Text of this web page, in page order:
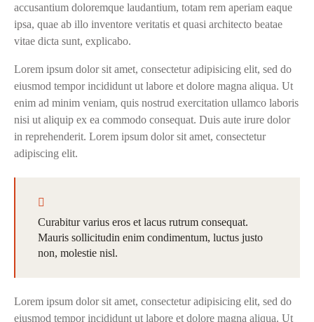
accusantium doloremque laudantium, totam rem aperiam eaque
ipsa, quae ab illo inventore veritatis et quasi architecto beatae
vitae dicta sunt, explicabo.
Lorem ipsum dolor sit amet, consectetur adipisicing elit, sed do
eiusmod tempor incididunt ut labore et dolore magna aliqua. Ut
enim ad minim veniam, quis nostrud exercitation ullamco laboris
nisi ut aliquip ex ea commodo consequat. Duis aute irure dolor
in reprehenderit. Lorem ipsum dolor sit amet, consectetur
adipiscing elit.
Curabitur varius eros et lacus rutrum consequat.
Mauris sollicitudin enim condimentum, luctus justo
non, molestie nisl.
Lorem ipsum dolor sit amet, consectetur adipisicing elit, sed do
eiusmod tempor incididunt ut labore et dolore magna aliqua. Ut